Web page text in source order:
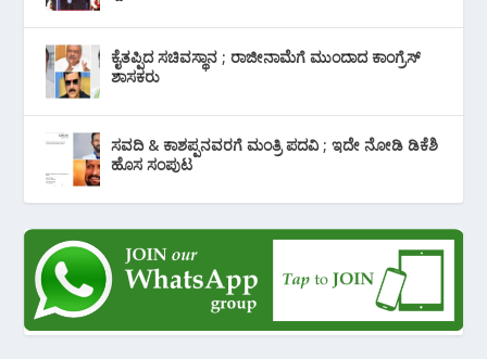
ಕೈತಪ್ಪಿದ ಸಚಿವಸ್ಥಾನ ; ರಾಜೀನಾಮೆಗೆ ಮುಂದಾದ ಕಾಂಗ್ರೆಸ್
‌ಶಾಸಕರು
ಸವದಿ & ಕಾಶಪ್ಪನವರಗೆ ಮಂತ್ರಿ ಪದವಿ ; ಇದೇ ನೋಡಿ‌ ಡಿಕೆಶಿ
ಹೊಸ ಸಂಪುಟ